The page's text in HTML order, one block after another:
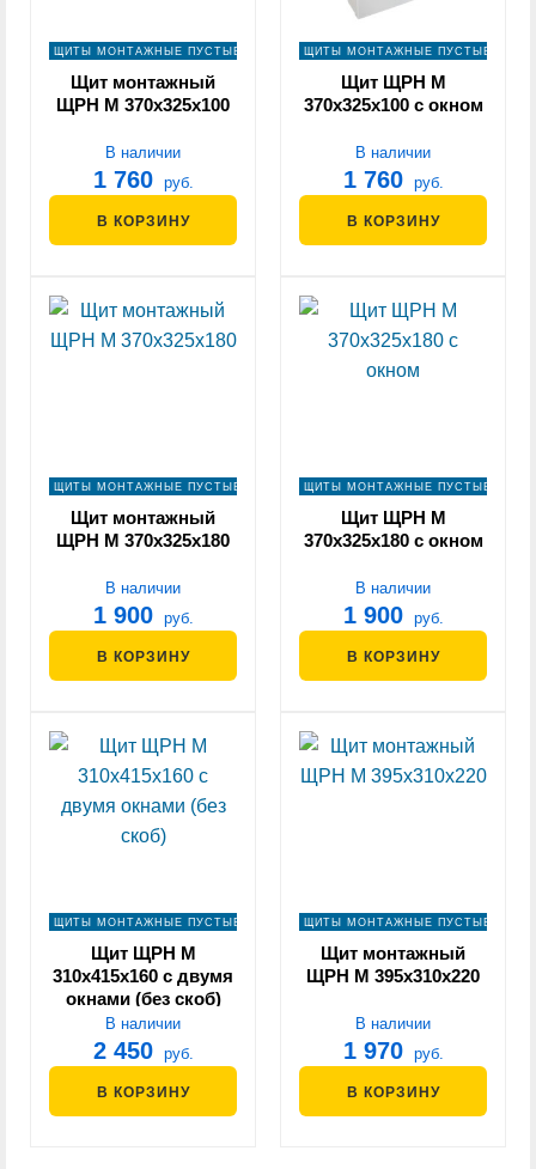
ЩИТЫ МОНТАЖНЫЕ ПУСТЫЕ
Щит монтажный
ЩРН М 370х325х100
В наличии
1 760 руб.
В КОРЗИНУ
ЩИТЫ МОНТАЖНЫЕ ПУСТЫЕ
Щит ЩРН М
370х325х100 с окном
В наличии
1 760 руб.
В КОРЗИНУ
ЩИТЫ МОНТАЖНЫЕ ПУСТЫЕ
Щит монтажный
ЩРН М 370х325х180
В наличии
1 900 руб.
В КОРЗИНУ
ЩИТЫ МОНТАЖНЫЕ ПУСТЫЕ
Щит ЩРН М
370х325х180 с окном
В наличии
1 900 руб.
В КОРЗИНУ
ЩИТЫ МОНТАЖНЫЕ ПУСТЫЕ
Щит ЩРН М
310х415х160 с двумя
окнами (без скоб)
В наличии
2 450 руб.
В КОРЗИНУ
ЩИТЫ МОНТАЖНЫЕ ПУСТЫЕ
Щит монтажный
ЩРН М 395х310х220
В наличии
1 970 руб.
В КОРЗИНУ